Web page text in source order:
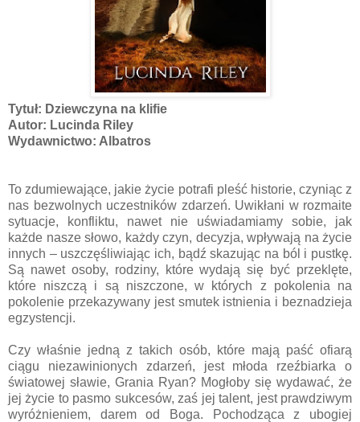
Tytuł: Dziewczyna na klifie
Autor: Lucinda Riley
Wydawnictwo: Albatros
To zdumiewające, jakie życie potrafi pleść historie, czyniąc z
nas bezwolnych uczestników zdarzeń. Uwikłani w rozmaite
sytuacje, konfliktu, nawet nie uświadamiamy sobie, jak
każde nasze słowo, każdy czyn, decyzja, wpływają na życie
innych – uszczęśliwiając ich, bądź skazując na ból i pustkę.
Są nawet osoby, rodziny, które wydają się być przeklęte,
które niszczą i są niszczone, w których z pokolenia na
pokolenie przekazywany jest smutek istnienia i beznadzieja
egzystencji.
Czy właśnie jedną z takich osób, które mają paść ofiarą
ciągu niezawinionych zdarzeń, jest młoda rzeźbiarka o
światowej sławie, Grania Ryan? Mogłoby się wydawać, że
jej życie to pasmo sukcesów, zaś jej talent, jest prawdziwym
wyróżnieniem, darem od Boga. Pochodząca z ubogiej